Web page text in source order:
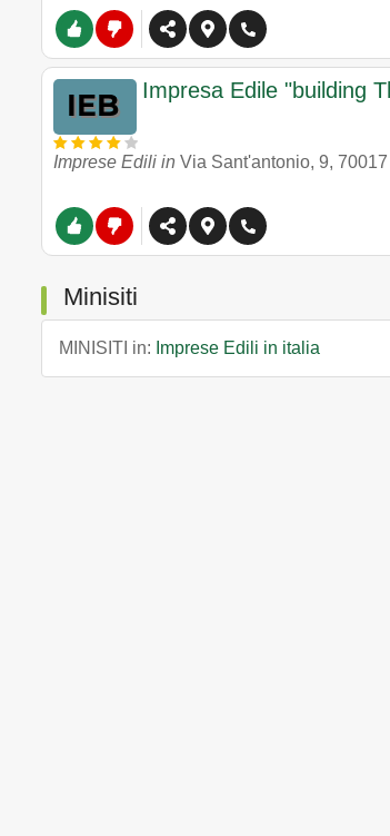
Impresa Edile "building
Imprese Edili in Via Sant'antonio, 9, 70017
Minisiti
MINISITI in: Imprese Edili in italia